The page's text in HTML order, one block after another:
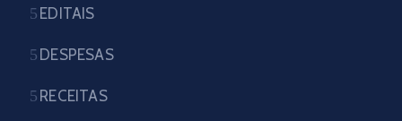
EDITAIS
DESPESAS
RECEITAS